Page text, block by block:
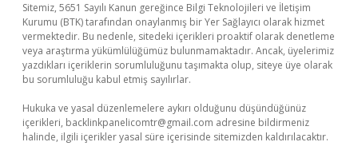
Sitemiz, 5651 Sayılı Kanun gereğince Bilgi Teknolojileri ve İletişim
Kurumu (BTK) tarafından onaylanmış bir Yer Sağlayıcı olarak hizmet
vermektedir. Bu nedenle, sitedeki içerikleri proaktif olarak denetleme
veya araştırma yükümlülüğümüz bulunmamaktadır. Ancak, üyelerimiz
yazdıkları içeriklerin sorumluluğunu taşımakta olup, siteye üye olarak
bu sorumluluğu kabul etmiş sayılırlar.
Hukuka ve yasal düzenlemelere aykırı olduğunu düşündüğünüz
içerikleri, backlinkpanelicomtr@gmail.com adresine bildirmeniz
halinde, ilgili içerikler yasal süre içerisinde sitemizden kaldırılacaktır.